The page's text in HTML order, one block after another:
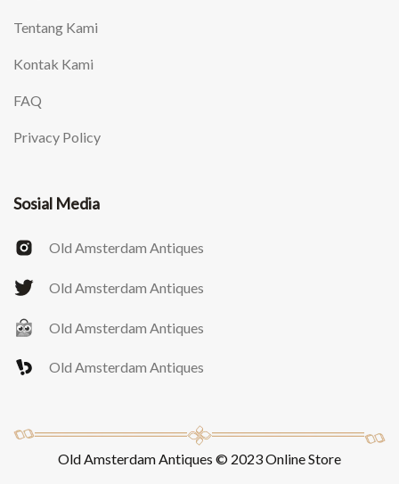
Tentang Kami
Kontak Kami
FAQ
Privacy Policy
Sosial Media
Old Amsterdam Antiques
Old Amsterdam Antiques
Old Amsterdam Antiques
Old Amsterdam Antiques
Old Amsterdam Antiques © 2023 Online Store